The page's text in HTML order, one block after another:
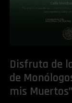
Disfruta de
de
mis Muertos”